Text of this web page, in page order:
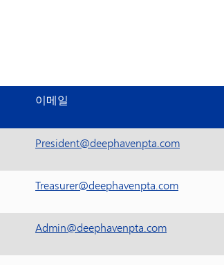
이메일
President@deephavenpta.com
Treasurer@deephavenpta.com
Admin@deephavenpta.com